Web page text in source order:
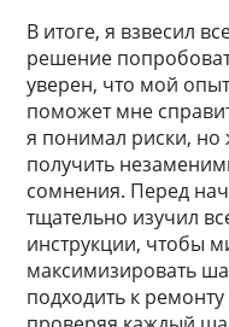
В итоге, я взвесил
решение
уверен, что мой
поможет мне
я понимал риски, но
получить
сомнения. Перед
тщательно изучил
инструкции, чтобы
максимизировать
подходить к